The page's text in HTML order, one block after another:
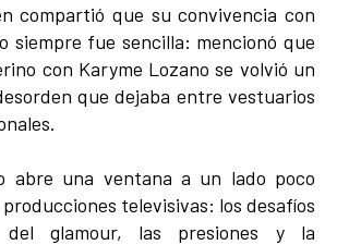
compartió que su convivencia con
siempre fue sencilla: mencionó que
con Karyme Lozano se volvió un
que dejaba entre vestuarios
abre una ventana a un lado poco
televisivas: los desafíos
del glamour, las presiones y la